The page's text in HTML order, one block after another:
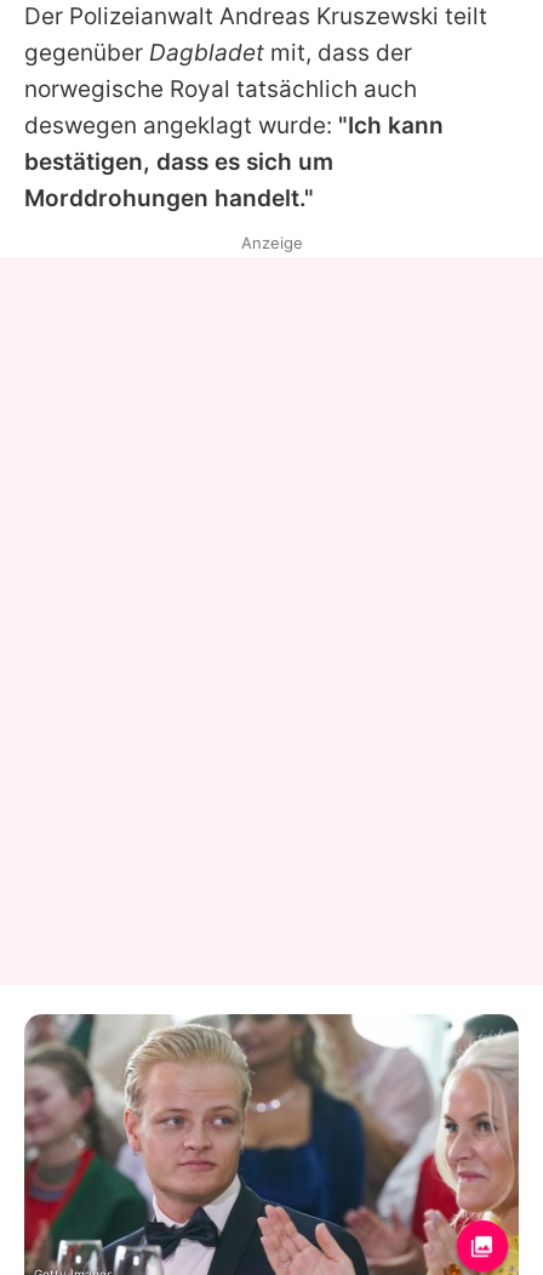
Der Polizeianwalt Andreas Kruszewski teilt
gegenüber Dagbladet mit, dass der
norwegische Royal tatsächlich auch
deswegen angeklagt wurde: "Ich kann
bestätigen, dass es sich um
Morddrohungen handelt."
Anzeige